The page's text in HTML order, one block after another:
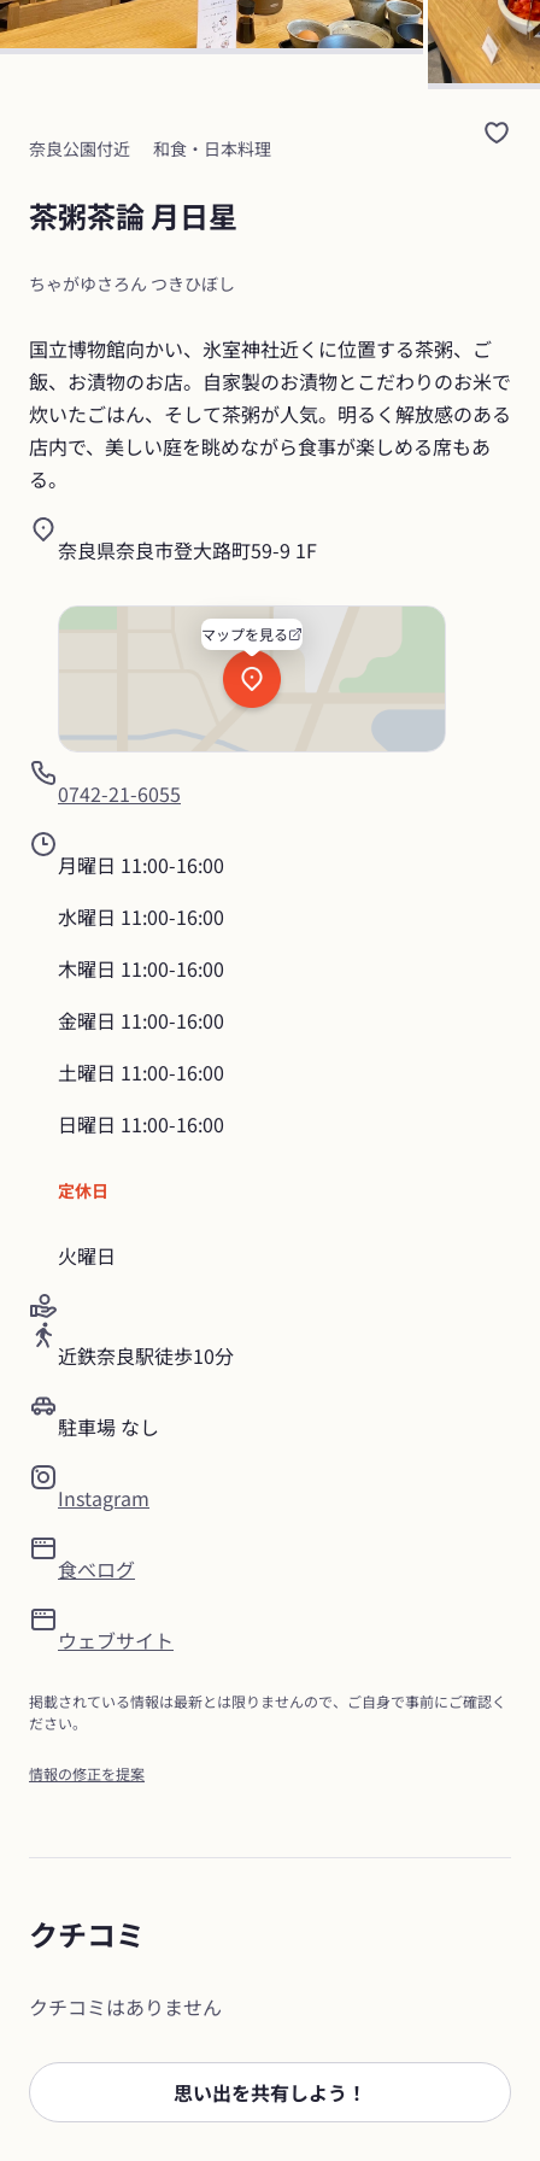
奈良公園付近 和食・日本料理
茶粥茶論 月日星
ちゃがゆさろん つきひぼし
国立博物館向かい、氷室神社近くに位置する茶粥、ご
飯、お漬物のお店。自家製のお漬物とこだわりのお米で
炊いたごはん、そして茶粥が人気。明るく解放感のある
店内で、美しい庭を眺めながら食事が楽しめる席もあ
る。
奈良県奈良市登大路町59-9 1F
マップを見る
0742-21-6055
月曜日 11:00-16:00
水曜日 11:00-16:00
木曜日 11:00-16:00
金曜日 11:00-16:00
土曜日 11:00-16:00
日曜日 11:00-16:00
定休日
火曜日
近鉄奈良駅徒歩10分
駐車場 なし
Instagram
食べログ
ウェブサイト
掲載されている情報は最新とは限りませんので、ご自身で事前にご確認く
ださい。
情報の修正を提案
クチコミ
クチコミはありません
思い出を共有しよう！